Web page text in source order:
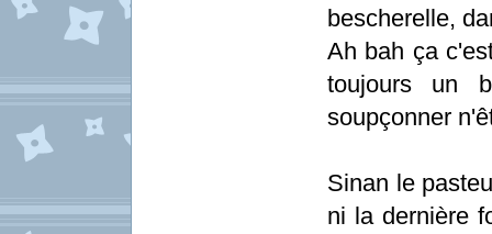
bescherelle,
Ah bah ça
toujours un
soupçonner
Sinan le
ni la dernière